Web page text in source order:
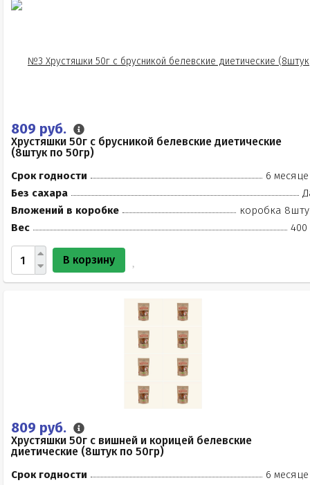
809 руб.
Хрустяшки 50г с брусникой белевские диетические
(8штук по 50гр)
Срок годности
6
Без сахара
Вложений в коробке
коробка
Вес
400
В корзину
809 руб.
Хрустяшки 50г с вишней и корицей белевские
диетические (8штук по 50гр)
Срок годности
6